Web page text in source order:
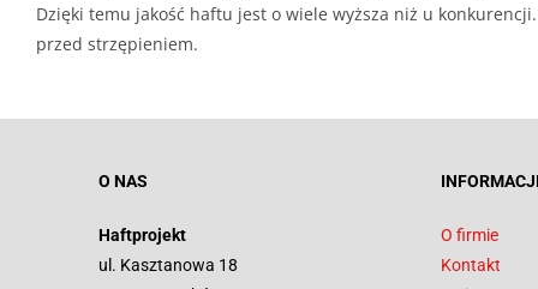
Dzięki temu jakość haftu jest o wiele wyższa niż u
przed strzępieniem.
O NAS
Haftprojekt
ul. Kasztanowa 18
O firmie
Kontakt